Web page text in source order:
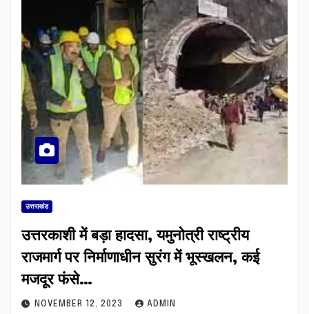
उत्तराखंड
उत्तरकाशी में बड़ा हादसा, यमुनोत्री राष्ट्रीय
राजमार्ग पर निर्माणाधीन सुरंग में भूस्खलन, कई
मजदूर फंसे…
NOVEMBER 12, 2023 ADMIN